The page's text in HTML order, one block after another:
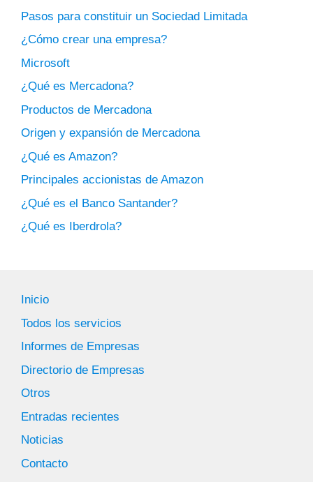
Pasos para constituir un Sociedad Limitada
¿Cómo crear una empresa?
Microsoft
¿Qué es Mercadona?
Productos de Mercadona
Origen y expansión de Mercadona
¿Qué es Amazon?
Principales accionistas de Amazon
¿Qué es el Banco Santander?
¿Qué es Iberdrola?
Inicio
Todos los servicios
Informes de Empresas
Directorio de Empresas
Otros
Entradas recientes
Noticias
Contacto